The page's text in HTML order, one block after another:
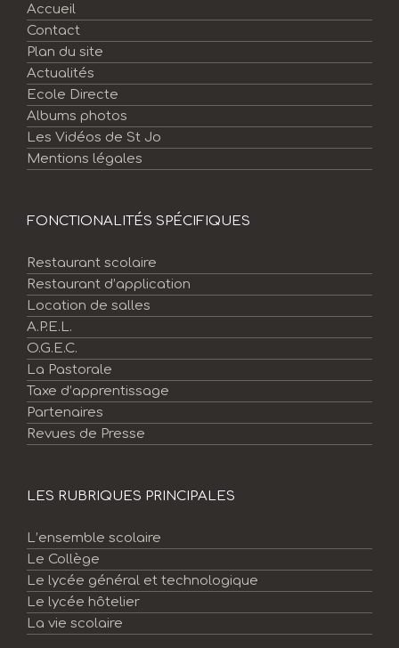
Accueil
Contact
Plan du site
Actualités
Ecole Directe
Albums photos
Les Vidéos de St Jo
Mentions légales
FONCTIONALITÉS SPÉCIFIQUES
Restaurant scolaire
Restaurant d’application
Location de salles
A.P.E.L.
O.G.E.C.
La Pastorale
Taxe d’apprentissage
Partenaires
Revues de Presse
LES RUBRIQUES PRINCIPALES
L’ensemble scolaire
Le Collège
Le lycée général et technologique
Le lycée hôtelier
La vie scolaire